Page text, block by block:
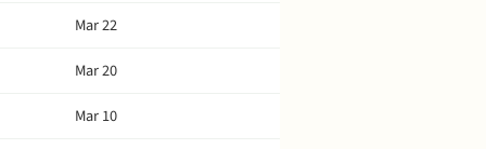
Mar 22
Mar 20
Mar 10